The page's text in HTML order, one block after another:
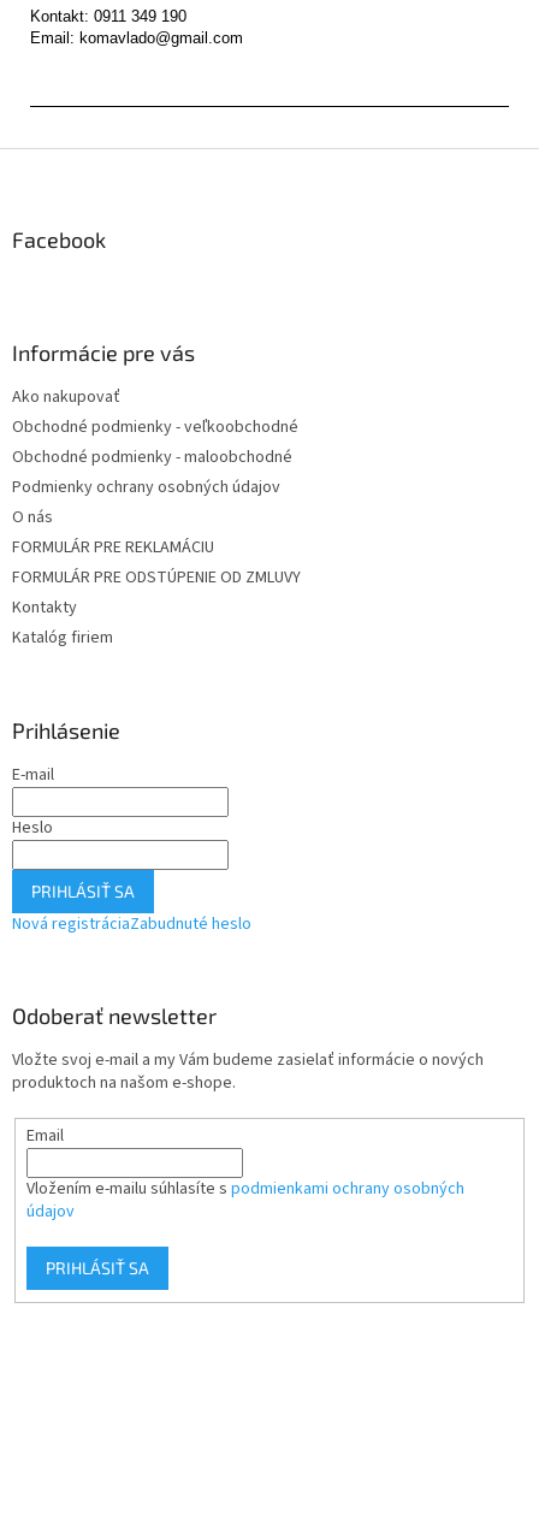
Kontakt: 0911 349 190
Facebook
Informácie pre vás
Ako nakupovať
Obchodné podmienky - veľkoobchodné
Obchodné podmienky - maloobchodné
Podmienky ochrany osobných údajov
O nás
FORMULÁR PRE REKLAMÁCIU
FORMULÁR PRE ODSTÚPENIE OD ZMLUVY
Kontakty
Katalóg firiem
Prihlásenie
E-mail
Heslo
PRIHLÁSIŤ SA
Nová registráciaZabudnuté heslo
Odoberať newsletter
Vložte svoj e-mail a my Vám budeme zasielať informácie o nových
produktoch na našom e-shope.
Email
Vložením e-mailu súhlasíte s podmienkami ochrany osobných
údajov
PRIHLÁSIŤ SA